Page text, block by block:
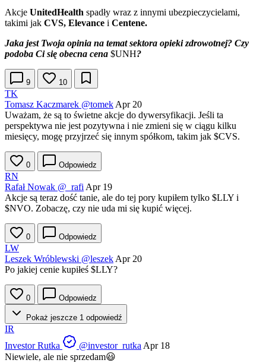
Akcje UnitedHealth spadły wraz z innymi ubezpieczycielami,
takimi jak CVS, Elevance i Centene.
Jaka jest Twoja opinia na temat sektora opieki zdrowotnej? Czy
podoba Ci się obecna cena $UNH?
9 10
TK
Tomasz Kaczmarek @tomek Apr 20
Uważam, że są to świetne akcje do dywersyfikacji. Jeśli ta
perspektywa nie jest pozytywna i nie zmieni się w ciągu kilku
miesięcy, mogę przyjrzeć się innym spółkom, takim jak $CVS.
0 Odpowiedz
RN
Rafał Nowak @_rafi Apr 19
Akcje są teraz dość tanie, ale do tej pory kupiłem tylko $LLY i
$NVO. Zobaczę, czy nie uda mi się kupić więcej.
0 Odpowiedz
LW
Leszek Wróblewski @leszek Apr 20
Po jakiej cenie kupiłeś $LLY?
0 Odpowiedz
Pokaż jeszcze 1 odpowiedź
IR
Investor Rutka
@investor_rutka Apr 18
Niewiele, ale nie sprzedam😃